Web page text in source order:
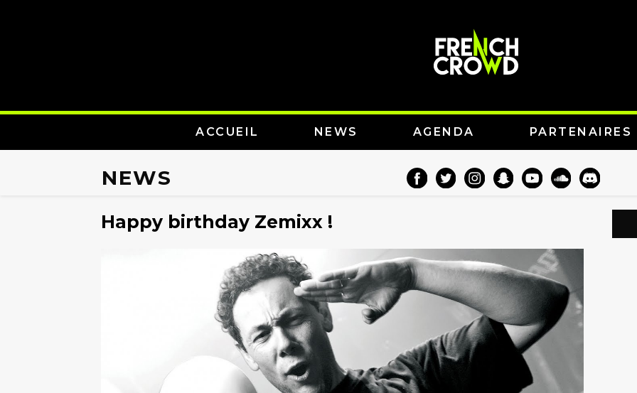
ACCUEIL NEWS AGENDA PARTENAIRES
NEWS
Happy birthday Zemixx !